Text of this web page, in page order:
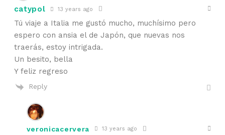
catypol 13 years ago
Tú viaje a Italia me gustó mucho, muchísimo pero
espero con ansia el de Japón, que nuevas nos
traerás, estoy intrigada.
Un besito, bella
Y feliz regreso
Reply
veronicacervera 13 years ago